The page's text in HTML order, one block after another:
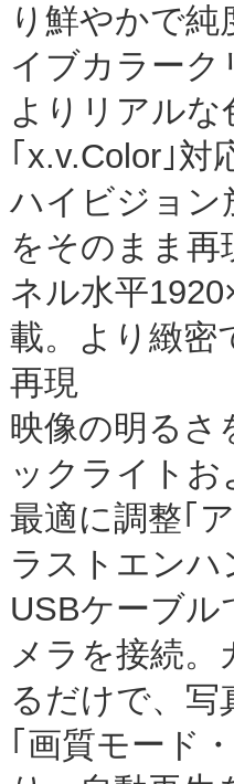
り鮮やかで純
イブカラーク
よりリアルな
｢x.v.Color｣対
ハイビジョン
をそのまま再
ネル水平
載。より緻密
再現
映像の明るさ
ックライト
最適に調整｢
ラストエンハ
USBケーブ
メラを接続。
るだけで、写
｢画質モード